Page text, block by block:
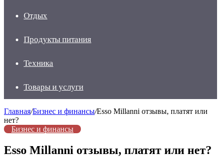
Отдых
Продукты питания
Техника
Товары и услуги
Главная/Бизнес и финансы/Esso Millanni отзывы, платят или
нет?
Бизнес и финансы
Esso Millanni отзывы, платят или нет?